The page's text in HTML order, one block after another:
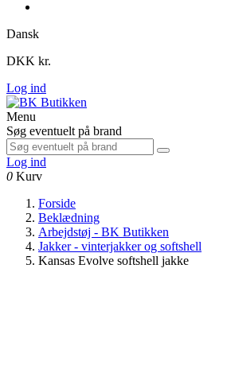
Dansk
DKK kr.
Log ind
Menu
Søg eventuelt på brand
Log ind
0 Kurv
Forside
Beklædning
Arbejdstøj - BK Butikken
Jakker - vinterjakker og softshell
Kansas Evolve softshell jakke